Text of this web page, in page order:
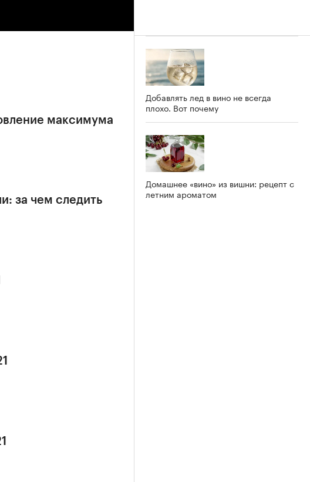
максимума
за чем следить
Добавлять лед в вино не всегда
плохо. Вот почему
Домашнее «вино» из вишни: рецепт с
летним ароматом